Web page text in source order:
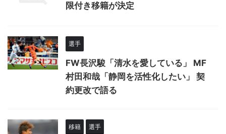
限付き移籍が決定
選手
FW長沢駿「清水を愛している」 MF
村田和哉「静岡を活性化したい」 契
約更改で語る
移籍 選手